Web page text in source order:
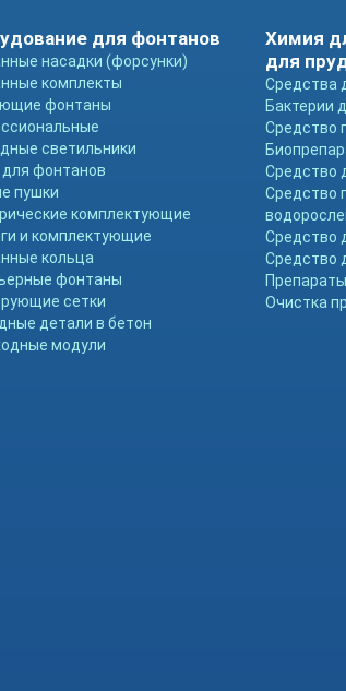
для фонтанов
насадки (форсунки)
комплекты
фонтаны
светильники
для фонтанов
пушки
комплектующие
и комплектующие
кольца
фонтаны
сетки
детали в бетон
модули
Химия
для
Средства
Бактерии
Средство
Средство
Средство
Средство
Средство
Очистка